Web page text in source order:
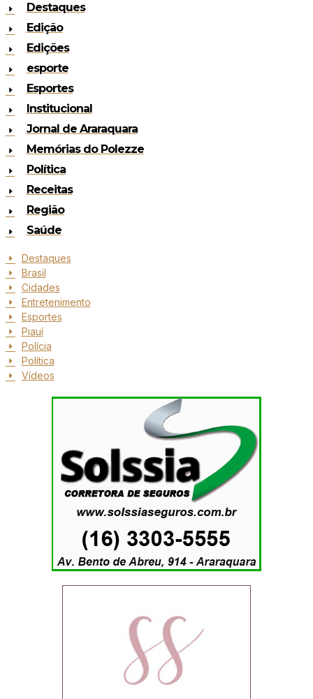
Destaques
Edição
Edições
esporte
Esportes
Institucional
Jornal de Araraquara
Memórias do Polezze
Política
Receitas
Região
Saúde
Destaques
Brasil
Cidades
Entretenimento
Esportes
Piauí
Polícia
Política
Vídeos